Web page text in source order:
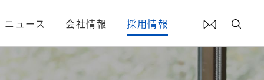
ニュース 会社情報 採用情報